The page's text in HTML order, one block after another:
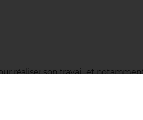
réaliser son travail, et